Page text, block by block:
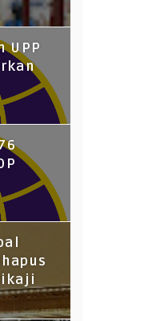
UPP